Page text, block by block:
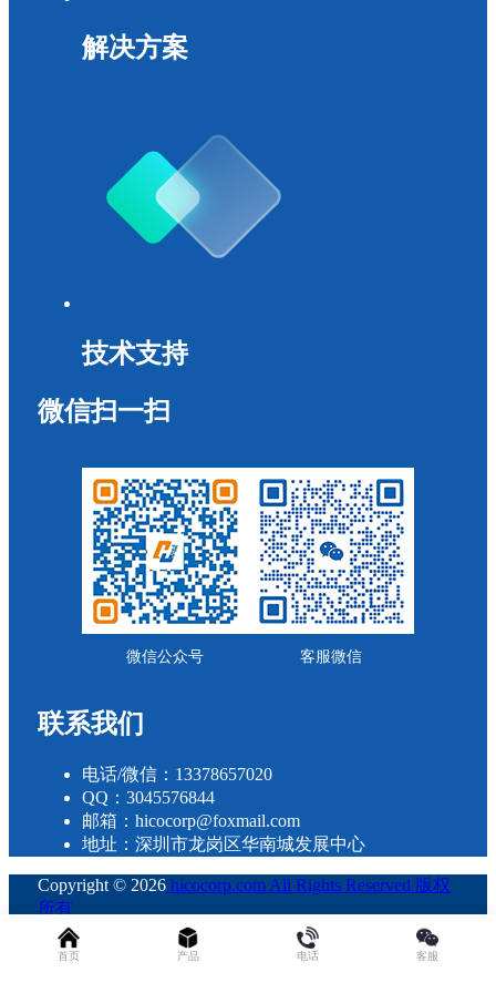
解决方案
技术支持
微信扫一扫
微信公众号 客服微信
联系我们
电话/微信：13378657020
QQ：3045576844
邮箱：hicocorp@foxmail.com
地址：深圳市龙岗区华南城发展中心
Copyright © 2026hicocorp.com All Rights Reserved 版权
所有
粤ICP备2023109800号
查询 27 次，耗时 0.3981 秒
首页 产品 电话 客服